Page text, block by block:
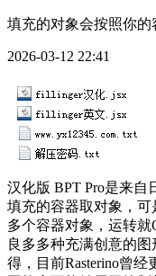
填充的对象会按照你
2026-03-12 22:41
汉化版 BPT Pro是来
填充的容器取对象，
多个容器对象，运转
良多多种充满创意的
得，目前Rasterino曾